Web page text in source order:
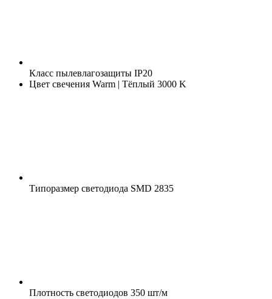
Класс пылевлагозащиты IP20
Цвет свечения Warm | Тёплый 3000 K
Типоразмер светодиода SMD 2835
Плотность светодиодов 350 шт/м